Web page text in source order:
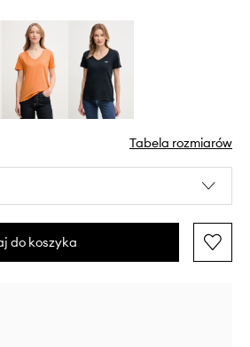
Tabela rozmiarów
do koszyka